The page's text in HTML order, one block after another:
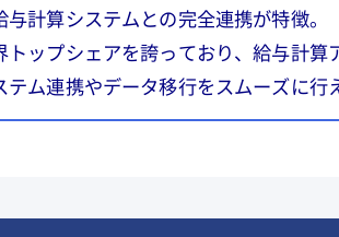
計算システムとの完全連携が特徴。
ップシェアを誇っており、給与計算
ム連携やデータ移行をスムーズに行